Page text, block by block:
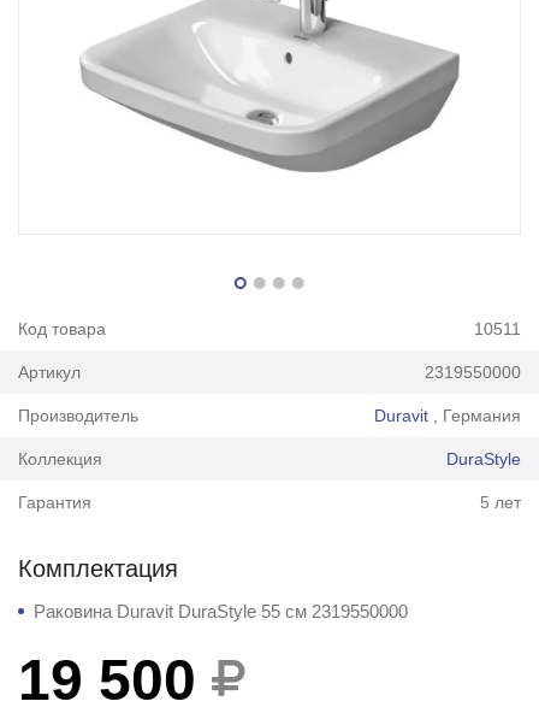
Код товара 10511
Артикул 2319550000
Производитель Duravit , Германия
Коллекция DuraStyle
Гарантия 5 лет
Комплектация
Раковина Duravit DuraStyle 55 см 2319550000
19 500